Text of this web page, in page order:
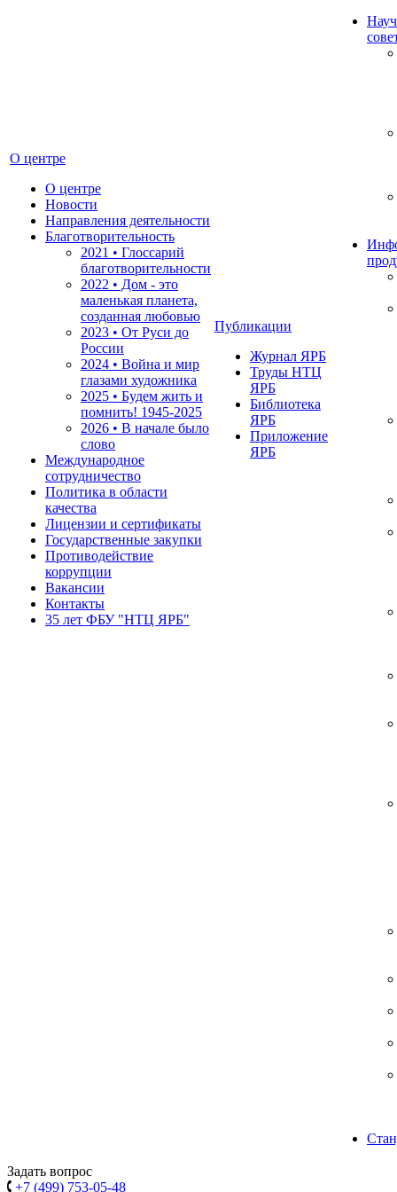
О центре
О центре
Новости
Направления деятельности
Благотворительность
2021 • Глоссарий
благотворительности
2022 • Дом - это
маленькая планета,
созданная любовью
2023 • От Руси до
России
2024 • Война и мир
глазами художника
2025 • Будем жить и
помнить! 1945-2025
2026 • В начале было
слово
Международное
сотрудничество
Политика в области
качества
Лицензии и сертификаты
Государственные закупки
Противодействие
коррупции
Вакансии
Контакты
35 лет ФБУ "НТЦ ЯРБ"
Публикации
Журнал ЯРБ
Труды НТЦ
ЯРБ
Библиотека
ЯРБ
Приложение
ЯРБ
Задать вопрос
+7 (499) 753-05-48